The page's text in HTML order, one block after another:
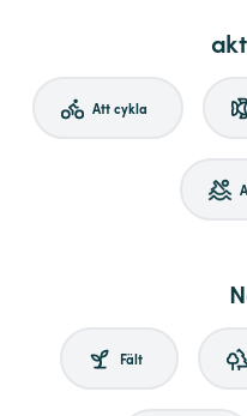
Att cykla
Fält